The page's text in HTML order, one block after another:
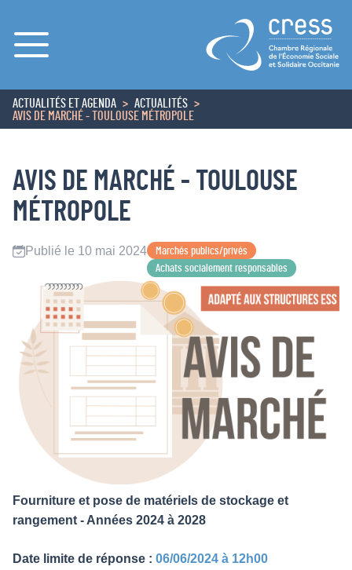
Menu
ACCUEIL
ACTUALITÉS ET AGENDA
ACTUALITÉS
AVIS DE MARCHÉ - TOULOUSE MÉTROPOLE
AVIS DE MARCHÉ - TOULOUSE
MÉTROPOLE
Publié le 10 mai 2024
Marchés publics/privés
Achats socialement responsables
Fourniture et pose de matériels de stockage et
rangement - Années 2024 à 2028
Date limite de réponse : 06/06/2024 à 12h00